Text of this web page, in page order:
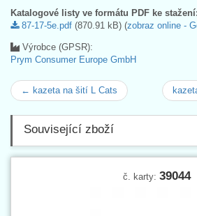
Katalogové listy ve formátu PDF ke stažení:
87-17-5e.pdf (870.91 kB) (zobraz online -
Výrobce (GPSR):
Prym Consumer Europe GmbH
← kazeta na šití L Cats
Související zboží
č. karty: 39044